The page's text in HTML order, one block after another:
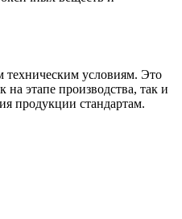
техническим условиям. Это
этапе производства, так и
продукции стандартам.